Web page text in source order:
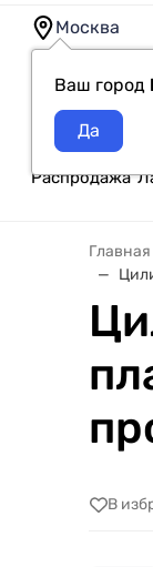
Москва
Ваш город
Распродажа
Главная
В